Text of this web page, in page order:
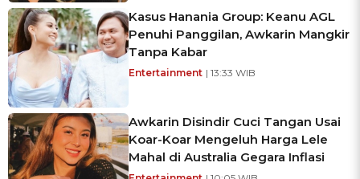
Kasus Hanania Group: Keanu AGL
Penuhi Panggilan, Awkarin Mangkir
Tanpa Kabar
Entertainment | 13:33 WIB
Awkarin Disindir Cuci Tangan Usai
Koar-Koar Mengeluh Harga Lele
Mahal di Australia Gegara Inflasi